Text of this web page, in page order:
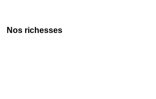
Nos richesses